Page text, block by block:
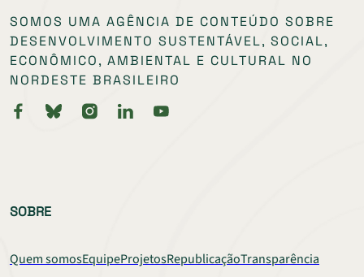
SOMOS UMA AGÊNCIA DE CONTEÚDO SOBRE
DESENVOLVIMENTO SUSTENTÁVEL, SOCIAL,
ECONÔMICO, AMBIENTAL E CULTURAL NO
NORDESTE BRASILEIRO
SOBRE
Quem somosEquipeProjetosRepublicaçãoTransparência